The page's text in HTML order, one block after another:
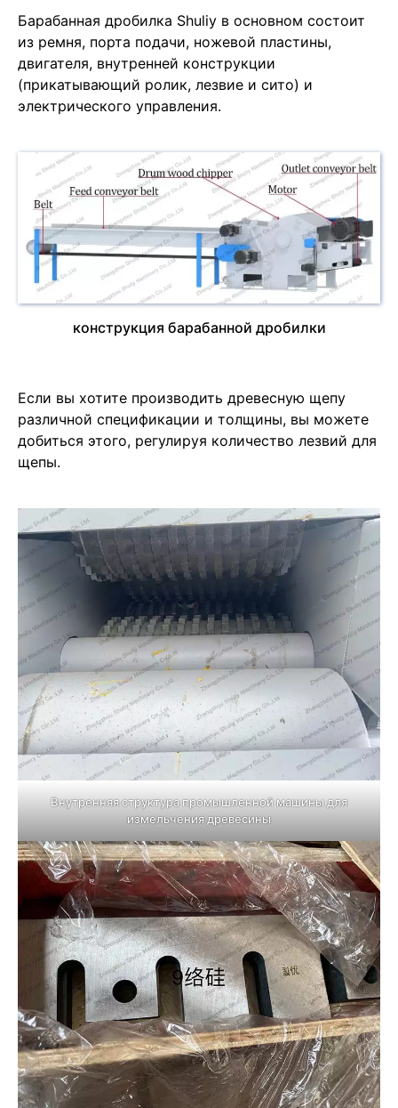
Барабанная дробилка Shuliy в основном состоит
из ремня, порта подачи, ножевой пластины,
двигателя, внутренней конструкции
(прикатывающий ролик, лезвие и сито) и
электрического управления.
конструкция барабанной дробилки
Если вы хотите производить древесную щепу
различной спецификации и толщины, вы можете
добиться этого, регулируя количество лезвий для
щепы.
Внутренняя структура промышленной машины для
измельчения древесины